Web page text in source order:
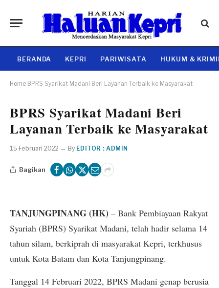
BERANDA KEPRI PARIWISATA HUKUM &
Home BPRS Syarikat Madani Beri Layanan Terbaik ke Masyarakat
BPRS Syarikat Madani Beri
Layanan Terbaik ke Masyarakat
15 Februari 2022 By EDITOR : ADMIN
Bagikan
TANJUNGPINANG (HK) – Bank Pembiayaan Rakyat
Syariah (BPRS) Syarikat Madani, telah hadir selama 14
tahun silam, berkiprah di masyarakat Kepri, terkhusus
untuk Kota Batam dan Kota Tanjungpinang.
Tanggal 14 Februari 2022, BPRS Madani genap berusia